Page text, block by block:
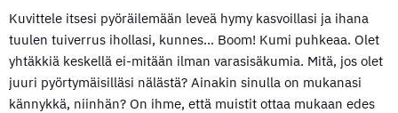
Kuvittele itsesi pyöräilemään leveä hymy kasvoillasi ja ihana
tuulen tuiverrus ihollasi, kunnes… Boom! Kumi puhkeaa. Olet
yhtäkkiä keskellä ei-mitään ilman varasisäkumia. Mitä, jos olet
juuri pyörtymäisilläsi nälästä? Ainakin sinulla on mukanasi
kännykkä, niinhän? On ihme, että muistit ottaa mukaan edes